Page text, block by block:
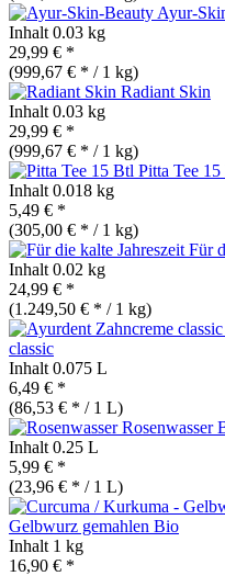
Ayur-
Inhalt 0.03 kg
29,99 € *
(999,67 € * / 1 kg)
Radiant Skin
Inhalt 0.03 kg
29,99 € *
(999,67 € * / 1 kg)
Pitta Tee
Inhalt 0.018 kg
5,49 € *
(305,00 € * / 1 kg)
Für
Inhalt 0.02 kg
24,99 € *
(1.249,50 € * / 1 kg)
classic
Inhalt 0.075 L
6,49 € *
(86,53 € * / 1 L)
Rosenwasser
Inhalt 0.25 L
5,99 € *
(23,96 € * / 1 L)
Gelbwurz gemahlen Bio
Inhalt 1 kg
16,90 € *